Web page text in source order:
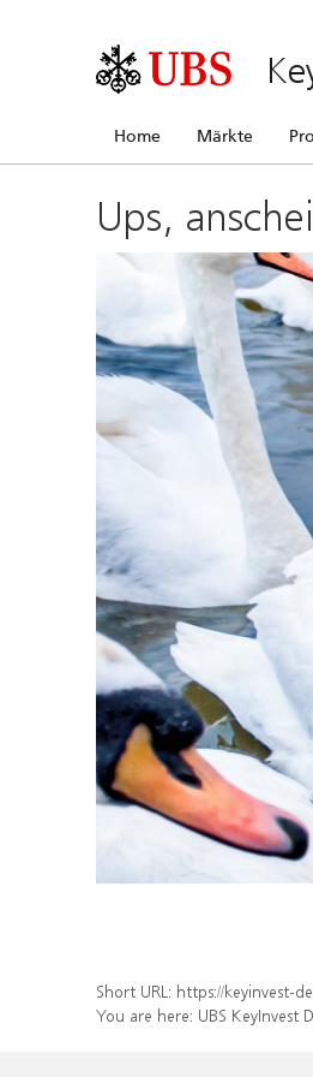
Home Märkte
Ups,
Short URL: https://keyinvest-
You are here: UBS KeyInvest